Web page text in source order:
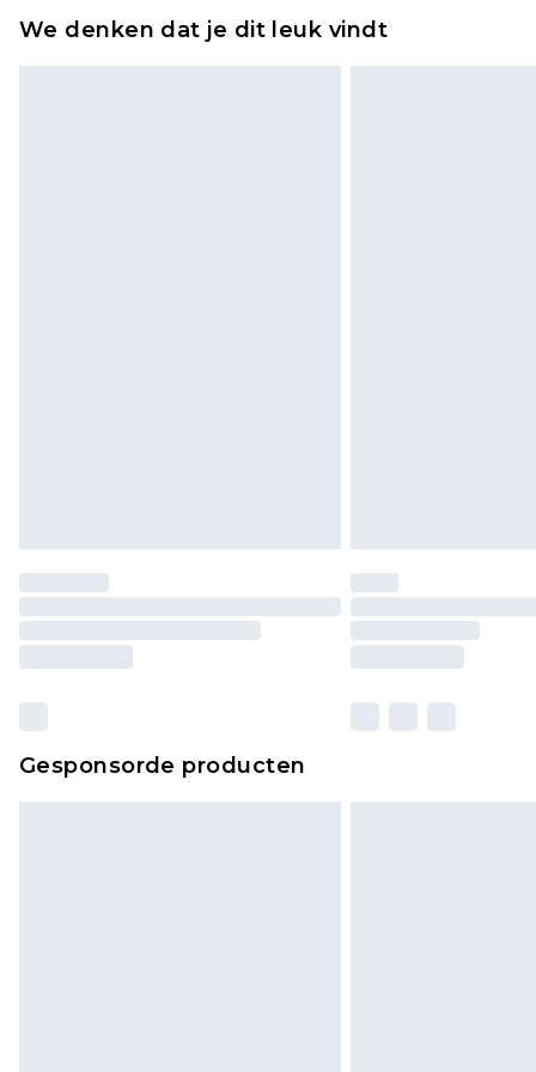
We denken dat je dit leuk vindt
Gesponsorde producten